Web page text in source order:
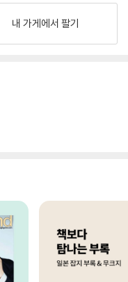
내 가게에서 팔기